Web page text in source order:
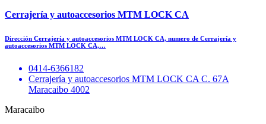
Cerrajería y autoaccesorios MTM LOCK CA
Dirección Cerrajería y autoaccesorios MTM LOCK CA, numero de Cerrajería y
autoaccesorios MTM LOCK CA,…
0414-6366182
Cerrajería y autoaccesorios MTM LOCK CA C. 67A
Maracaibo 4002
Maracaibo